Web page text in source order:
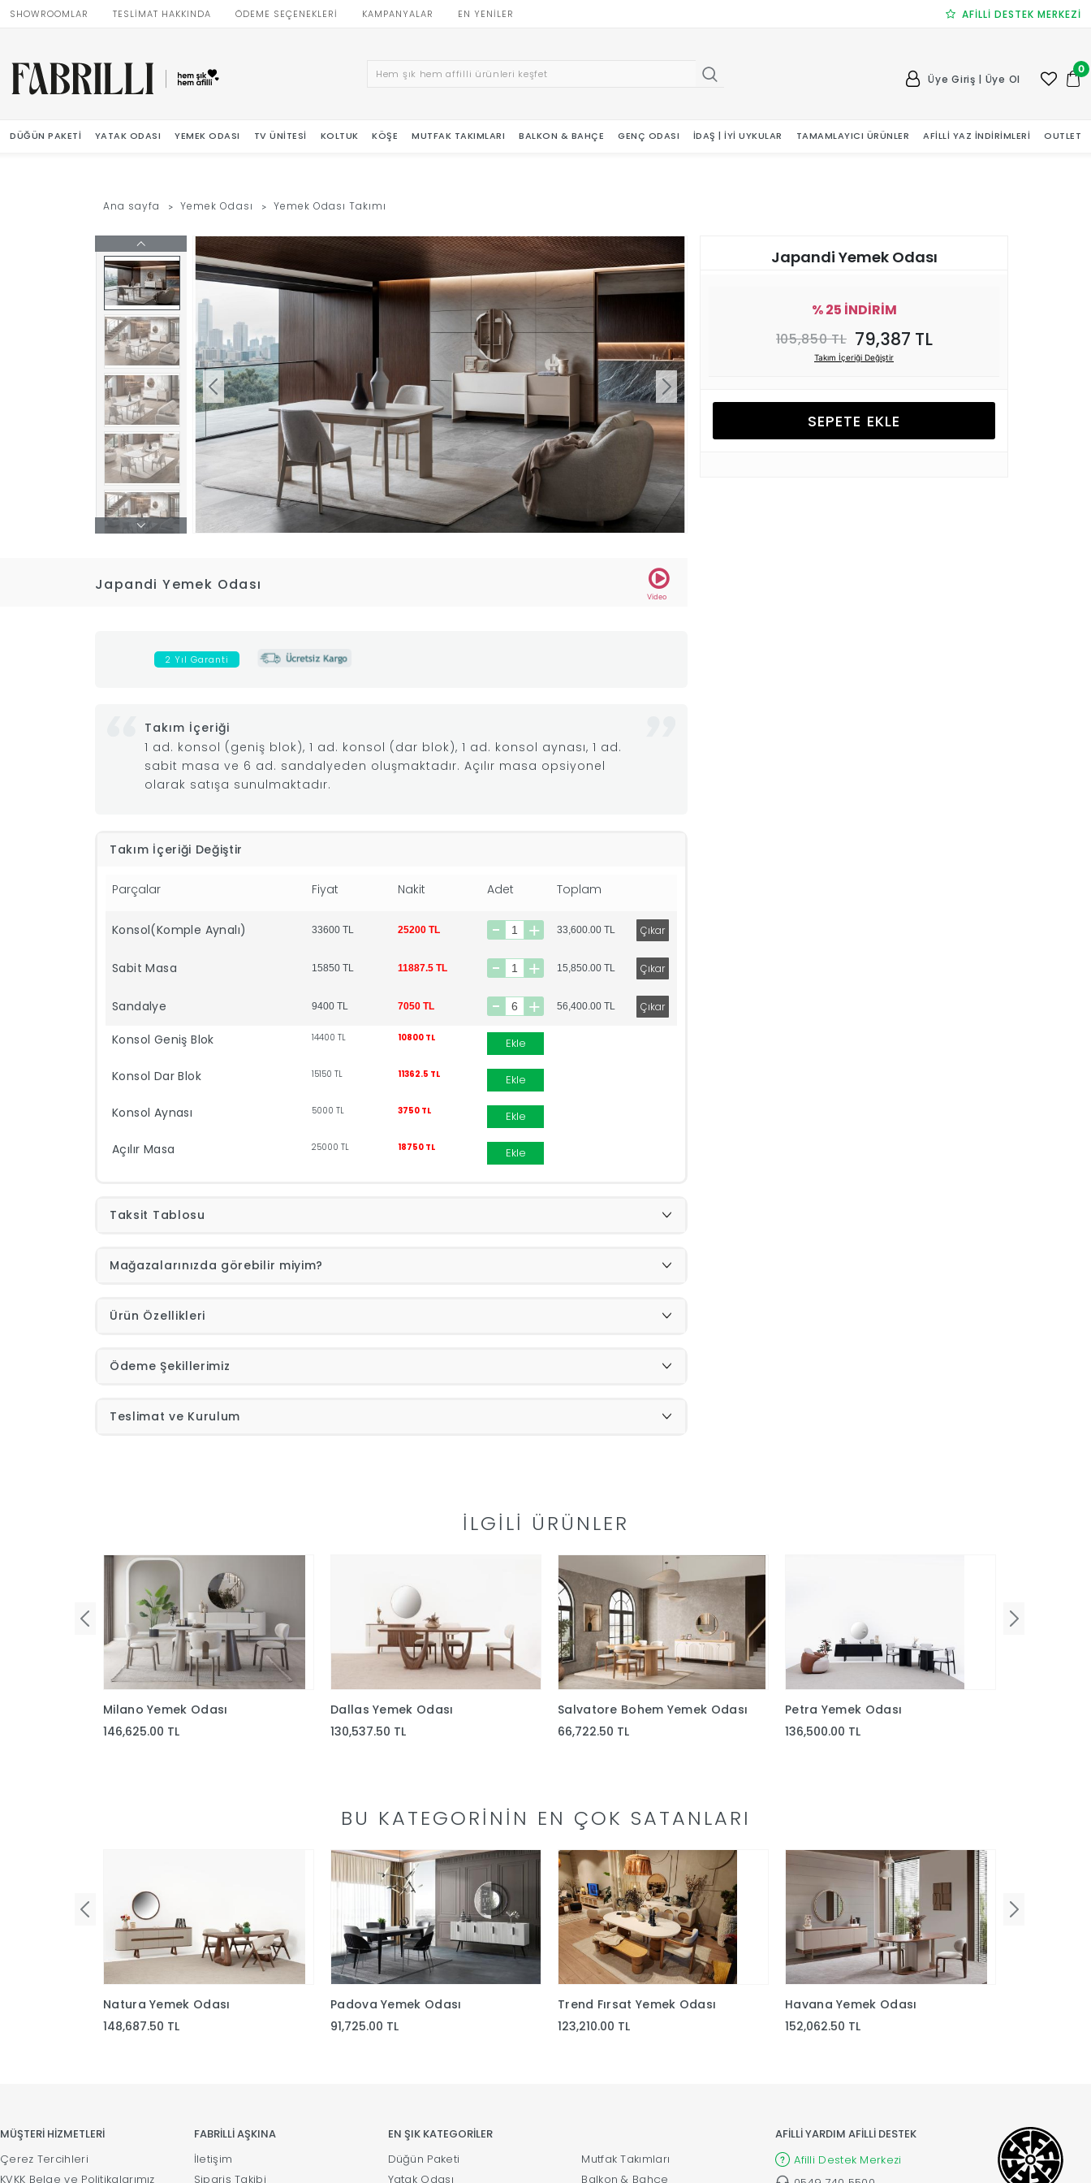
SHOWROOMLAR TESLİMAT HAKKINDA ÖDEME SEÇENEKLERİ KAMPANYALAR EN YENILER AFİLLİ DESTEK MERKEZİ
Üye Giriş | Üye Ol
0
DÜĞÜN PAKETI YATAK ODASI YEMEK ODASI TV ÜNITESI KOLTUK KÖŞE MUTFAK TAKIMLARI BALKON & BAHÇE GENÇ ODASI İDAŞ | İYI UYKULAR TAMAMLAYICI ÜRÜNLER AFILLI YAZ İNDIRIMLERI OUTLET
Ana sayfa Yemek Odası Yemek Odası Takımı
Japandi Yemek Odası
Video
2 Yıl Garanti
Takım İçeriği
1 ad. konsol (geniş blok), 1 ad. konsol (dar blok), 1 ad. konsol aynası, 1 ad.
sabit masa ve 6 ad. sandalyeden oluşmaktadır. Açılır masa opsiyonel
olarak satışa sunulmaktadır.
Takım İçeriği Değiştir
Parçalar Fiyat Nakit Adet Toplam
Konsol(Komple Aynalı) 33600 TL 25200 TL 33,600.00 TL
Sabit Masa 15850 TL 11887.5 TL 15,850.00 TL
Sandalye 9400 TL 7050 TL 56,400.00 TL
Konsol Geniş Blok 14400 TL 10800 TL Ekle
Konsol Dar Blok 15150 TL 11362.5 TL Ekle
Konsol Aynası 5000 TL 3750 TL Ekle
Açılır Masa 25000 TL 18750 TL Ekle
Taksit Tablosu
Mağazalarınızda görebilir miyim?
Ürün Özellikleri
Ödeme Şekillerimiz
Teslimat ve Kurulum
Japandi Yemek Odası
% 25 İNDİRİM
105,850 TL 79,387 TL
Takım İçeriği Değiştir
SEPETE EKLE
İLGILI ÜRÜNLER
Milano Yemek Odası
146,625.00 TL
Dallas Yemek Odası
130,537.50 TL
Salvatore Bohem Yemek Odası
66,722.50 TL
Petra Yemek Odası
136,500.00 TL
BU KATEGORININ EN ÇOK SATANLARI
Natura Yemek Odası
148,687.50 TL
Padova Yemek Odası
91,725.00 TL
Trend Fırsat Yemek Odası
123,210.00 TL
Havana Yemek Odası
152,062.50 TL
MÜŞTERİ HİZMETLERİ
Çerez Tercihleri
KVKK Belge ve Politikalarımız
FABRİLLİ AŞKINA
İletişim
Sipariş Takibi
EN ŞIK KATEGORİLER
Düğün Paketi
Yatak Odası
Mutfak Takımları
Balkon & Bahçe
AFİLLİ YARDIM AFİLLİ DESTEK
Afilli Destek Merkezi